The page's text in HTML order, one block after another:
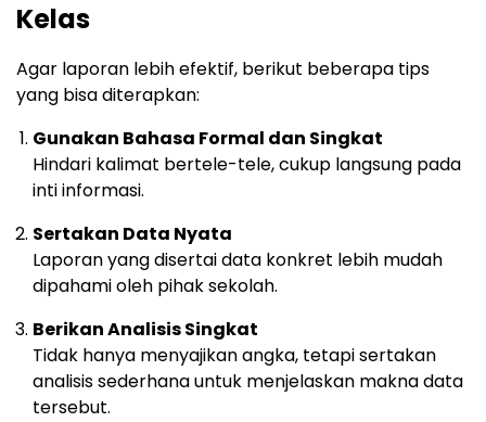
Kelas
Agar laporan lebih efektif, berikut beberapa tips
yang bisa diterapkan:
Gunakan Bahasa Formal dan Singkat
Hindari kalimat bertele-tele, cukup langsung pada
inti informasi.
Sertakan Data Nyata
Laporan yang disertai data konkret lebih mudah
dipahami oleh pihak sekolah.
Berikan Analisis Singkat
Tidak hanya menyajikan angka, tetapi sertakan
analisis sederhana untuk menjelaskan makna data
tersebut.